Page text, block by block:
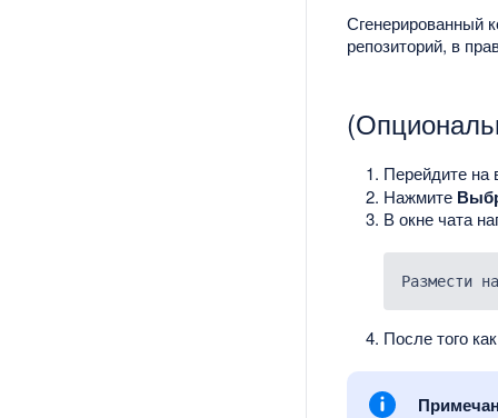
Сгенерированный
репозиторий, в
Перейдите на
Нажмите
В окне чата
После того